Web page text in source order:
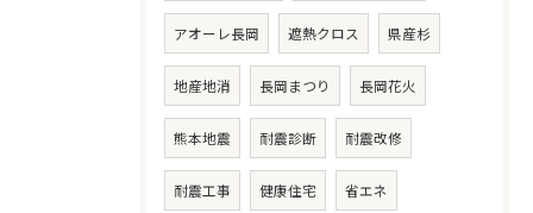
アオーレ長岡 遮熱クロス 県産杉
地産地消 長岡まつり 長岡花火
熊本地震 耐震診断 耐震改修
耐震工事 健康住宅 省エネ